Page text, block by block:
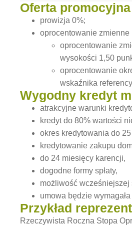
Oferta
prowizja 0%;
oprocentowanie zmienne
oprocentowanie
wysokości 1,50
oprocentowanie
wskaźnika
Wygodny kredyt
atrakcyjne warunki
kredyt do 80% wartości
okres kredytowania do 25
kredytowanie zakupu
do 24 miesięcy karencji,
dogodne formy spłaty,
możliwość wcześniejszej
umowa będzie
Przykład
Rzeczywista Roczna Stopa